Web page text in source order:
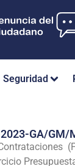
Seguridad
2023-GA/GM/